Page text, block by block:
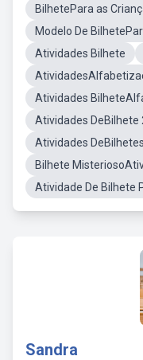
BilhetePara as
Modelo De
Atividades Bilhete
Atividades
Atividades DeBilhete
Atividades
Bilhete
Atividade De Bilhete
Sandra